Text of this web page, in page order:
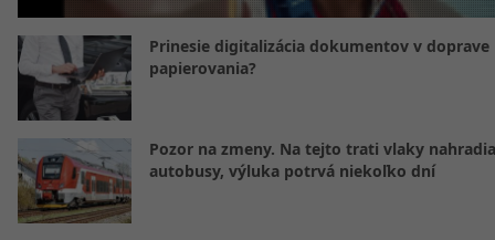
Prinesie digitalizácia dokumentov v doprave
papierovania?
Pozor na zmeny. Na tejto trati vlaky nahradia
autobusy, výluka potrvá niekoľko dní